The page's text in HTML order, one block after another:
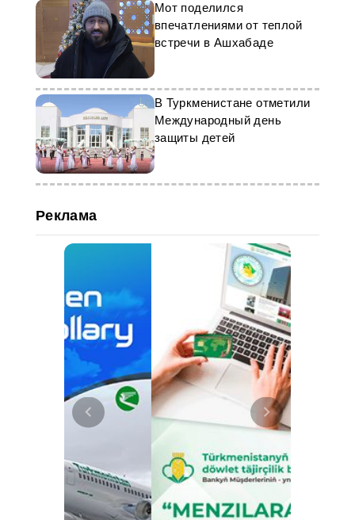
Мот поделился
впечатлениями от теплой
встречи в Ашхабаде
В Туркменистане отметили
Международный день
защиты детей
Реклама